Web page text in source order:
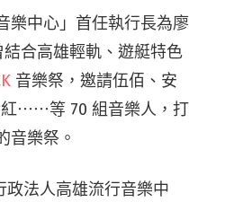
樂中心」首任執行長為廖
合高雄輕軌、遊艇特色
音樂祭，邀請伍佰、安
紅⋯⋯等 70 組音樂人，打
音樂祭。
政法人高雄流行音樂中